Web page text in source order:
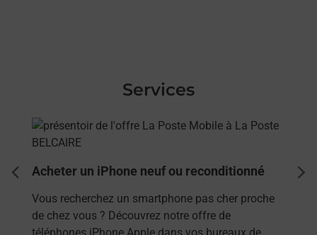
Services
En savoir plus
Acheter un iPhone neuf ou reconditionné
Vous recherchez un smartphone pas cher proche
de chez vous ? Découvrez notre offre de